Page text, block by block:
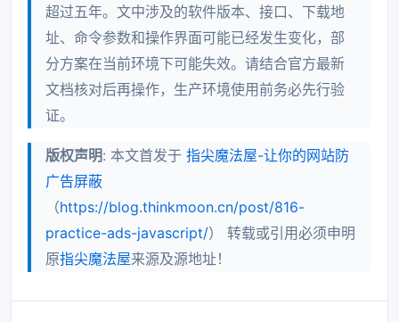
超过五年。文中涉及的软件版本、接口、下载地
址、命令参数和操作界面可能已经发生变化，部
分方案在当前环境下可能失效。请结合官方最新
文档核对后再操作，生产环境使用前务必先行验
证。
版权声明: 本文首发于 指尖魔法屋-让你的网站防
广告屏蔽
（https://blog.thinkmoon.cn/post/816-
practice-ads-javascript/） 转载或引用必须申明
原指尖魔法屋来源及源地址！